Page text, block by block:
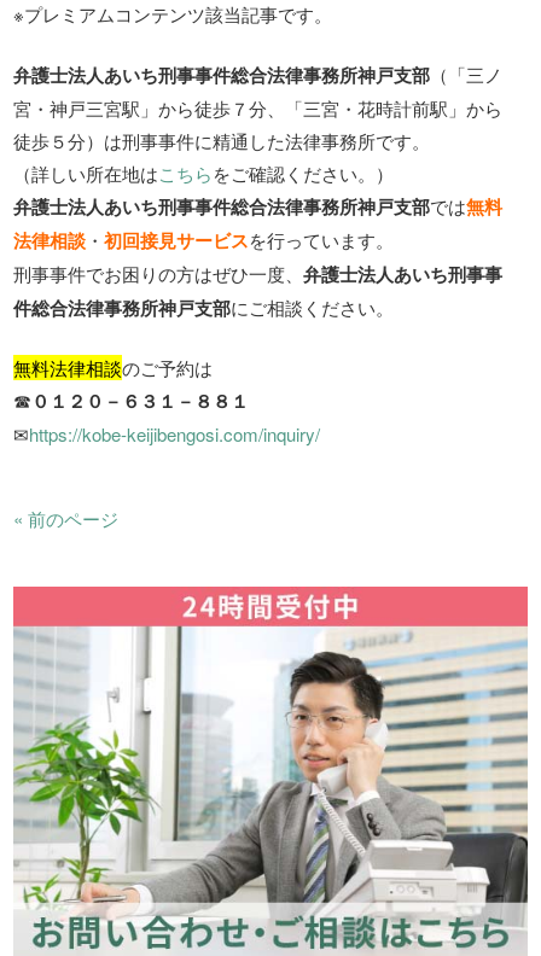
※プレミアムコンテンツ該当記事です。
弁護士法人あいち刑事事件総合法律事務所神戸支部 （「三ノ
宮・神戸三宮駅」から徒歩７分、「三宮・花時計前駅」から
徒歩５分）は刑事事件に精通した法律事務所です。
（詳しい所在地はこちらをご確認ください。）
弁護士法人あいち刑事事件総合法律事務所神戸支部では無料
法律相談 ・初回接見サービスを行っています。
刑事事件でお困りの方はぜひ一度、弁護士法人あいち刑事事
件総合法律事務所神戸支部にご相談ください。
無料法律相談のご予約は
☎０１２０－６３１－８８１
✉https://kobe-keijibengosi.com/inquiry/
« 前のページ